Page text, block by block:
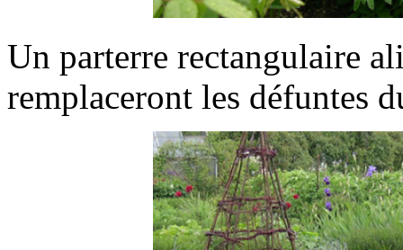
Un parterre rectangulaire
remplaceront les défuntes